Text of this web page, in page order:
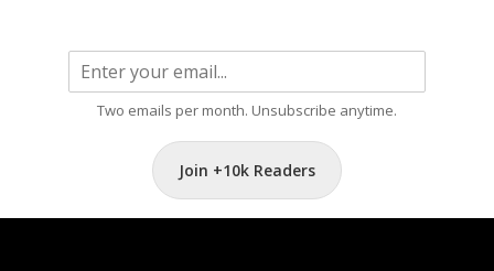
Two emails per month. Unsubscribe anytime.
Join +10k Readers